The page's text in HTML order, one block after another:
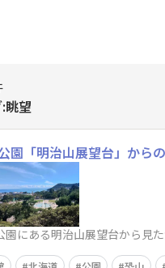
眺望
園「明治山展望台」から
園にある明治山展望台から見